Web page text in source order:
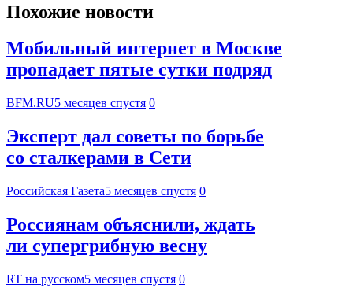
Похожие новости
Мобильный интернет в Москве
пропадает пятые сутки подряд
BFM.RU5 месяцев спустя 0
Эксперт дал советы по борьбе
со сталкерами в Сети
Российская Газета5 месяцев спустя 0
Россиянам объяснили, ждать
ли супергрибную весну
RT на русском5 месяцев спустя 0